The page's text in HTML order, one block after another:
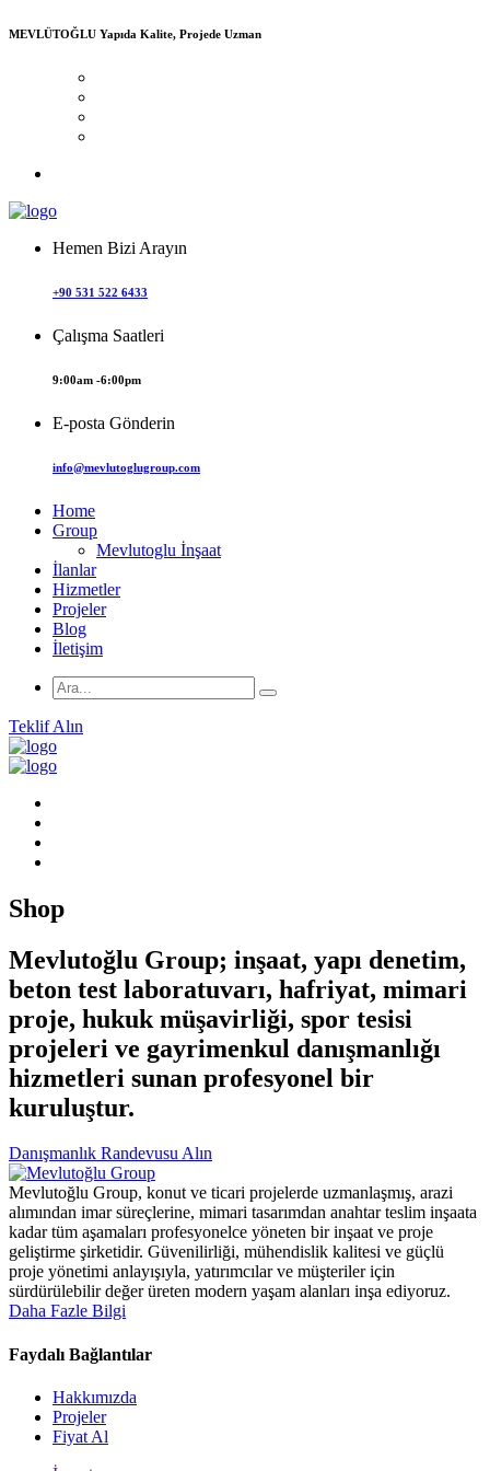
MEVLÜTOĞLU Yapıda Kalite, Projede Uzman
Hemen Bizi Arayın
+90 531 522 6433
Çalışma Saatleri
9:00am -6:00pm
E-posta Gönderin
info@mevlutoglugroup.com
Home
Group
Mevlutoglu İnşaat
İlanlar
Hizmetler
Projeler
Blog
İletişim
Teklif Alın
Shop
Mevlutoğlu Group; inşaat, yapı denetim,
beton test laboratuvarı, hafriyat, mimari
proje, hukuk müşavirliği, spor tesisi
projeleri ve gayrimenkul danışmanlığı
hizmetleri sunan profesyonel bir
kuruluştur.
Danışmanlık Randevusu Alın
Mevlutoğlu Group, konut ve ticari projelerde uzmanlaşmış, arazi
alımından imar süreçlerine, mimari tasarımdan anahtar teslim inşaata
kadar tüm aşamaları profesyonelce yöneten bir inşaat ve proje
geliştirme şirketidir. Güvenilirliği, mühendislik kalitesi ve güçlü
proje yönetimi anlayışıyla, yatırımcılar ve müşteriler için
sürdürülebilir değer üreten modern yaşam alanları inşa ediyoruz.
Daha Fazle Bilgi
Faydalı Bağlantılar
Hakkımızda
Projeler
Fiyat Al